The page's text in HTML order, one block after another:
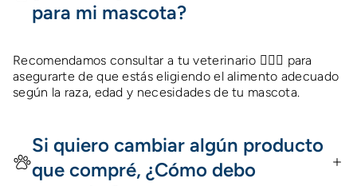
para mi mascota?
Recomendamos consultar a tu veterinario 👩🏻‍⚕️ para
asegurarte de que estás eligiendo el alimento adecuado
según la raza, edad y necesidades de tu mascota.
Si quiero cambiar algún producto
que compré, ¿Cómo debo